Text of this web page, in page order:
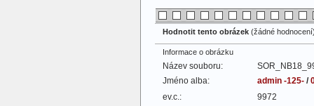
Hodnotit tento obrázek (žádné
Informace o obrázku
Název souboru:
Jméno alba:
admin -125- /
ev.c.:
9972